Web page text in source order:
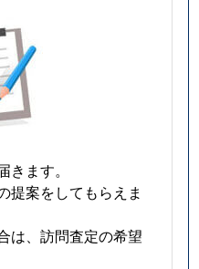
ます。
提案をしてもらえま
は、訪問査定の希望